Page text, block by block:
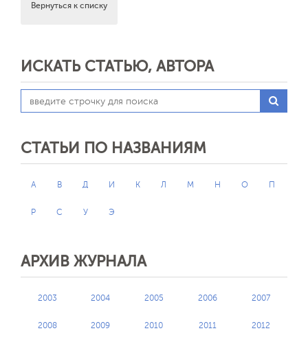
Вернуться к списку
ИСКАТЬ СТАТЬЮ, АВТОРА
СТАТЬИ ПО НАЗВАНИЯМ
А В Д И К Л М Н О П
Р С У Э
АРХИВ ЖУРНАЛА
2003 2004 2005 2006 2007
2008 2009 2010 2011 2012